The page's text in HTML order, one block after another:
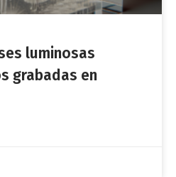
luminosas
grabadas en